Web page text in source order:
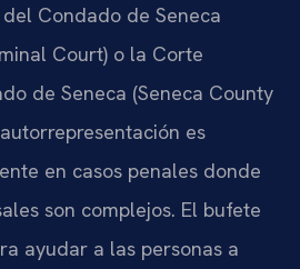
Condado de Seneca
Court) o la Corte
de Seneca (Seneca County
es
en casos penales donde
son complejos. El bufete
ayudar a las personas a